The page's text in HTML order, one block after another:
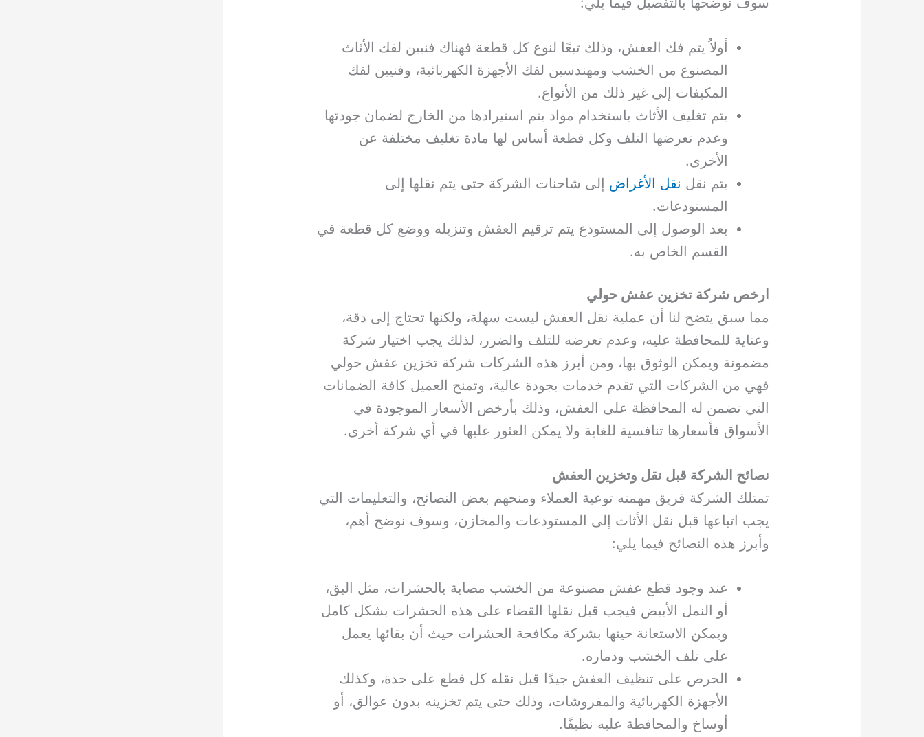
أولاُ يتم فك العفش، وذلك تبعًا لنوع كل قطعة فهناك فنيين لفك الأثاث
المصنوع من الخشب ومهندسين لفك الأجهزة الكهربائية، وفنيين لفك
المكيفات إلى غير ذلك من الأنواع.
يتم تغليف الأثاث باستخدام مواد يتم استيرادها من الخارج لضمان جودتها
وعدم تعرضها التلف وكل قطعة أساس لها مادة تغليف مختلفة عن
الأخرى.
يتم نقل نقل الأغراض إلى شاحنات الشركة حتى يتم نقلها إلى
المستودعات.
بعد الوصول إلى المستودع يتم ترقيم العفش وتنزيله ووضع كل قطعة في
القسم الخاص به.
ارخص شركة تخزين عفش حولي
مما سبق يتضح لنا أن عملية نقل العفش ليست سهلة، ولكنها تحتاج إلى دقة،
وعناية للمحافظة عليه، وعدم تعرضه للتلف والضرر، لذلك يجب اختيار شركة
مضمونة ويمكن الوثوق بها، ومن أبرز هذه الشركات شركة تخزين عفش حولي
فهي من الشركات التي تقدم خدمات بجودة عالية، وتمنح العميل كافة الضمانات
التي تضمن له المحافظة على العفش، وذلك بأرخص الأسعار الموجودة في
الأسواق فأسعارها تنافسية للغاية ولا يمكن العثور عليها في أي شركة أخرى.
نصائح الشركة قبل نقل وتخزين العفش
تمتلك الشركة فريق مهمته توعية العملاء ومنحهم بعض النصائح، والتعليمات التي
يجب اتباعها قبل نقل الأثاث إلى المستودعات والمخازن، وسوف نوضح أهم،
وأبرز هذه النصائح فيما يلي:
عند وجود قطع عفش مصنوعة من الخشب مصابة بالحشرات، مثل البق،
أو النمل الأبيض فيجب قبل نقلها القضاء على هذه الحشرات بشكل كامل
ويمكن الاستعانة حينها بشركة مكافحة الحشرات حيث أن بقائها يعمل
على تلف الخشب ودماره.
الحرص على تنظيف العفش جيدًا قبل نقله كل قطع على حدة، وكذلك
الأجهزة الكهربائية والمفروشات، وذلك حتى يتم تخزينه بدون عوالق، أو
أوساخ والمحافظة عليه نظيفًا.